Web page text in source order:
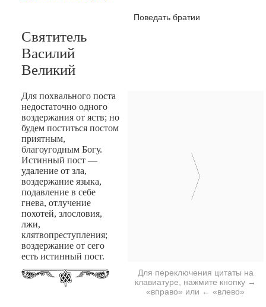
Поведать братии
Святитель
Василий
Великий
Для похвального поста
недостаточно одного
воздержания от яств; но
будем поститься постом
приятным,
благоугодным Богу.
Истинный пост —
удаление от зла,
воздержание языка,
подавление в себе
гнева, отлучение
похотей, злословия,
лжи,
клятвопреступления;
воздержание от сего
есть истинный пост.
Для переключения цитаты на
клавиатуре, нажмите кнопку →
«вправо» или ← «влево»